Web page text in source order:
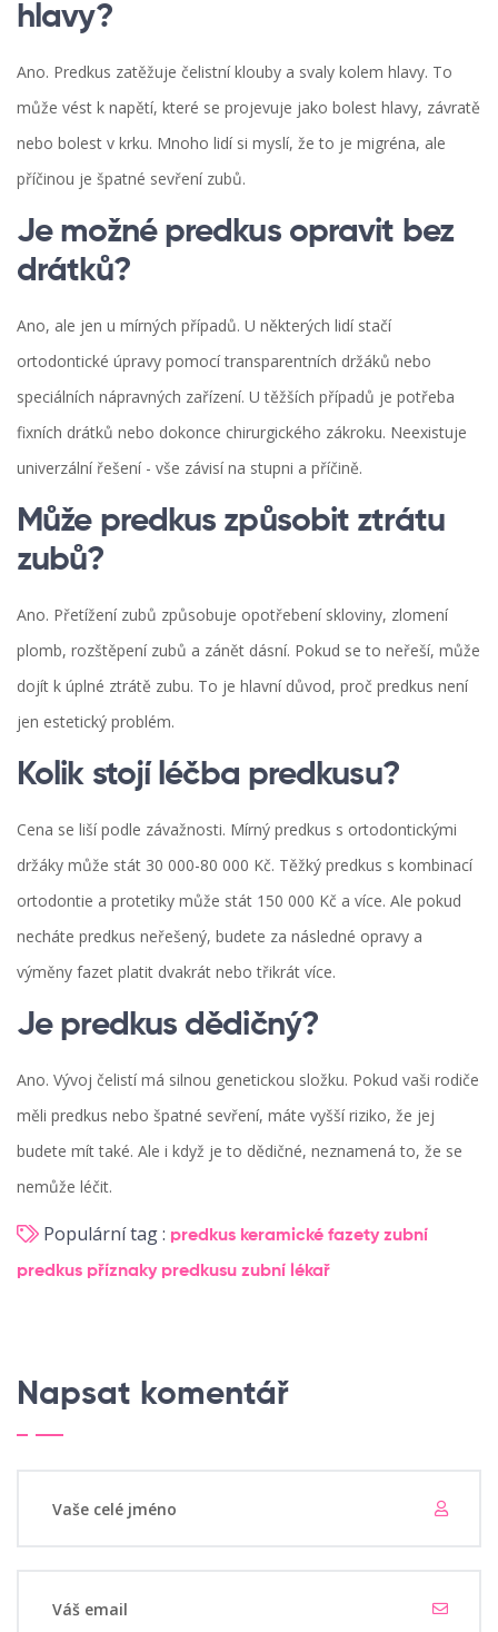
hlavy?
Ano. Predkus zatěžuje čelistní klouby a svaly kolem hlavy. To
může vést k napětí, které se projevuje jako bolest hlavy, závratě
nebo bolest v krku. Mnoho lidí si myslí, že to je migréna, ale
příčinou je špatné sevření zubů.
Je možné predkus opravit bez
drátků?
Ano, ale jen u mírných případů. U některých lidí stačí
ortodontické úpravy pomocí transparentních držáků nebo
speciálních nápravných zařízení. U těžších případů je potřeba
fixních drátků nebo dokonce chirurgického zákroku. Neexistuje
univerzální řešení - vše závisí na stupni a příčině.
Může predkus způsobit ztrátu
zubů?
Ano. Přetížení zubů způsobuje opotřebení skloviny, zlomení
plomb, rozštěpení zubů a zánět dásní. Pokud se to neřeší, může
dojít k úplné ztrátě zubu. To je hlavní důvod, proč predkus není
jen estetický problém.
Kolik stojí léčba predkusu?
Cena se liší podle závažnosti. Mírný predkus s ortodontickými
držáky může stát 30 000-80 000 Kč. Těžký predkus s kombinací
ortodontie a protetiky může stát 150 000 Kč a více. Ale pokud
necháte predkus neřešený, budete za následné opravy a
výměny fazet platit dvakrát nebo třikrát více.
Je predkus dědičný?
Ano. Vývoj čelistí má silnou genetickou složku. Pokud vaši rodiče
měli predkus nebo špatné sevření, máte vyšší riziko, že jej
budete mít také. Ale i když je to dědičné, neznamená to, že se
nemůže léčit.
Populární tag : predkus keramické fazety zubní
predkus příznaky predkusu zubní lékař
Napsat komentář